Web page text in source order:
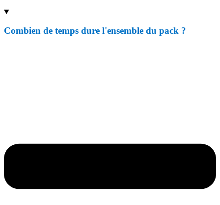
Combien de temps dure l'ensemble du pack ?